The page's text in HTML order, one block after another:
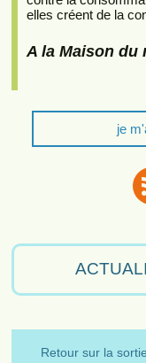
elles créent de la
A la Maison du
je
Retour sur la